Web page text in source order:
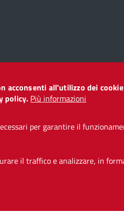
acconsenti all'utilizzo dei
policy. Più informazioni
per garantire il
il traffico e analizzare, in